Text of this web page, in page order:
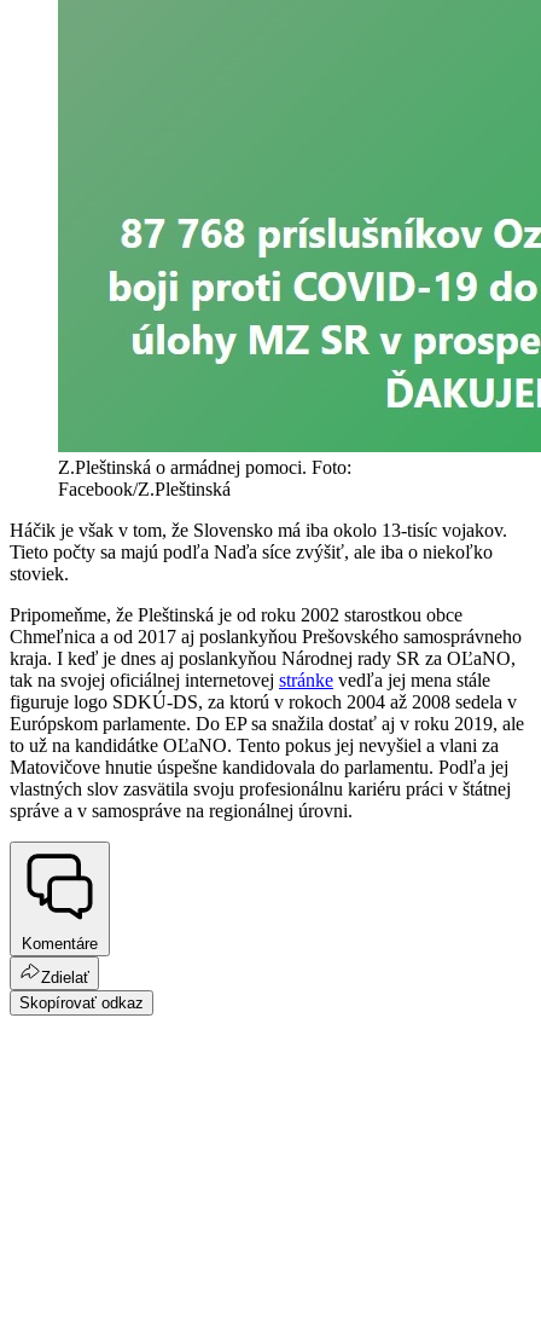
Z.Pleštinská o armádnej pomoci. Foto:
Facebook/Z.Pleštinská
Háčik je však v tom, že Slovensko má iba okolo 13-tisíc vojakov.
Tieto počty sa majú podľa Naďa síce zvýšiť, ale iba o niekoľko
stoviek.
Pripomeňme, že Pleštinská je od roku 2002 starostkou obce
Chmeľnica a od 2017 aj poslankyňou Prešovského samosprávneho
kraja. I keď je dnes aj poslankyňou Národnej rady SR za OĽaNO,
tak na svojej oficiálnej internetovej stránke vedľa jej mena stále
figuruje logo SDKÚ-DS, za ktorú v rokoch 2004 až 2008 sedela v
Európskom parlamente. Do EP sa snažila dostať aj v roku 2019, ale
to už na kandidátke OĽaNO. Tento pokus jej nevyšiel a vlani za
Matovičove hnutie úspešne kandidovala do parlamentu. Podľa jej
vlastných slov zasvätila svoju profesionálnu kariéru práci v štátnej
správe a v samospráve na regionálnej úrovni.
Komentáre
Zdielať
Skopírovať odkaz